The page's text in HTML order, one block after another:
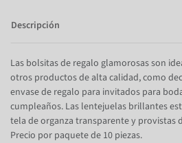
Descripción
Las bolsitas de regalo glamorosas son
otros productos de alta calidad, como
envase de regalo para invitados para
cumpleaños. Las lentejuelas brillantes
tela de organza transparente y provistas
Precio por paquete de 10 piezas.